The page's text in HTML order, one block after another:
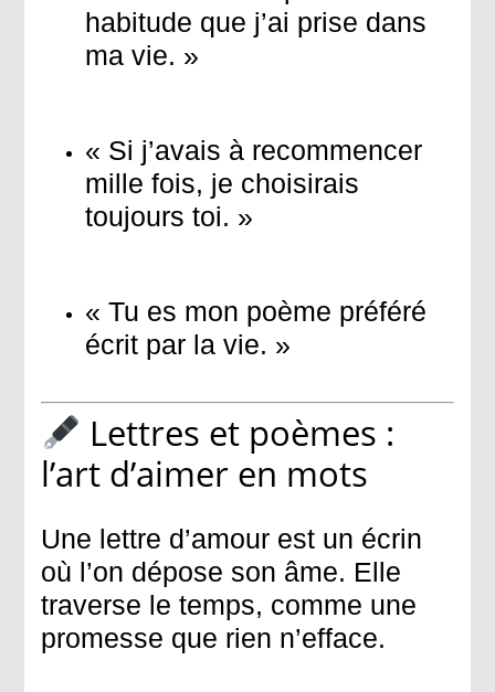
habitude que j’ai prise dans
ma vie. »
« Si j’avais à recommencer
mille fois, je choisirais
toujours toi. »
« Tu es mon poème préféré
écrit par la vie. »
Lettres et poèmes :
l’art d’aimer en mots
Une lettre d’amour est un écrin
où l’on dépose son âme. Elle
traverse le temps, comme une
promesse que rien n’efface.